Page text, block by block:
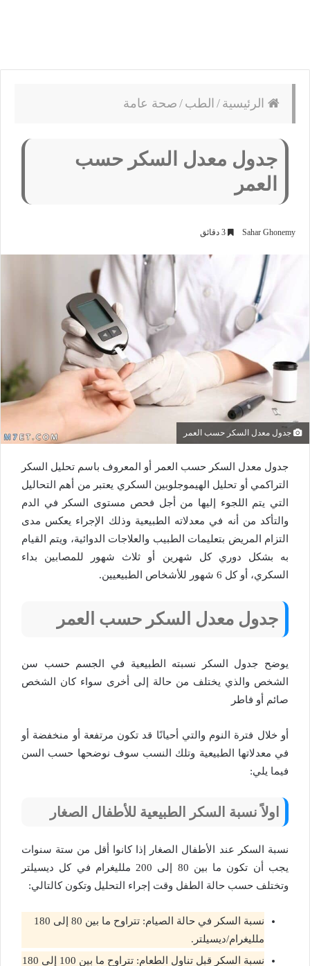
الرئيسية / الطب / صحة عامة
جدول معدل السكر حسب
العمر
Sahar Ghonemy
جدول معدل السكر حسب العمر
جدول معدل السكر حسب العمر أو المعروف باسم تحليل السكر
التراكمي أو تحليل الهيموجلوبين السكري يعتبر من أهم التحاليل
التي يتم اللجوء إليها من أجل فحص مستوى السكر في الدم
والتأكد من أنه في معدلاته الطبيعية وذلك الإجراء يعكس مدى
التزام المريض بتعليمات الطبيب والعلاجات الدوائية، ويتم القيام
به بشكل دوري كل شهرين أو ثلاث شهور للمصابين بداء
السكري، أو كل 6 شهور للأشخاص الطبيعيين.
جدول معدل السكر حسب العمر
يوضح جدول السكر نسبته الطبيعية في الجسم حسب سن
الشخص والذي يختلف من حالة إلى أخرى سواء كان الشخص
صائم أو فاطر
أو خلال فترة النوم والتي أحيانًا قد تكون مرتفعة أو منخفضة أو
في معدلاتها الطبيعية وتلك النسب سوف نوضحها حسب السن
فيما يلي:
اولاً نسبة السكر الطبيعية للأطفال الصغار
نسبة السكر عند الأطفال الصغار إذا كانوا أقل من ستة سنوات
يجب أن تكون ما بين 80 إلى 200 ملليغرام في كل ديسيلتر
وتختلف حسب حالة الطفل وقت إجراء التحليل وتكون كالتالي:
نسبة السكر في حالة الصيام: تتراوح ما بين 80 إلى 180
ملليغرام/ديسيلتر.
نسبة السكر قبل تناول الطعام: تتراوح ما بين 100 إلى 180